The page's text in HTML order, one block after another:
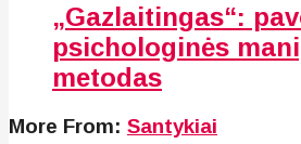
„Gazlaitingas“:
psichologinės
metodas
More From: Santykiai